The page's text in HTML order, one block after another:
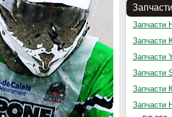
Запчасти
Запчасти
Запчасти
Запчасти
Запчасти
Запчасти